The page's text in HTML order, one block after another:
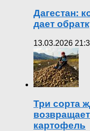
Дагестан:
дает
13.03.2026
Три сорта
картофель